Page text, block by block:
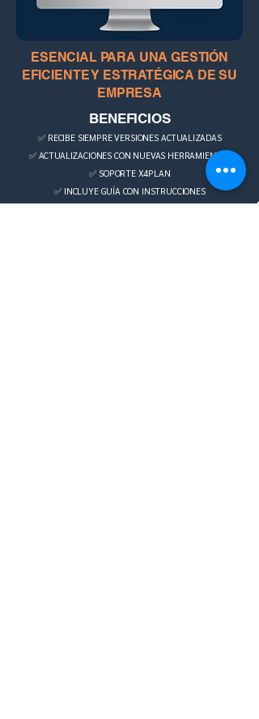
ESENCIAL PARA UNA GESTIÓN
EFICIENTE Y ESTRATÉGICA DE SU
EMPRESA
BENEFICIOS
✅ RECIBE SIEMPRE VERSIONES ACTUALIZADAS
✅ ACTUALIZACIONES CON NUEVAS HERRAMIENTAS
✅ SOPORTE X4PLAN
✅ INCLUYE GUÍA CON INSTRUCCIONES